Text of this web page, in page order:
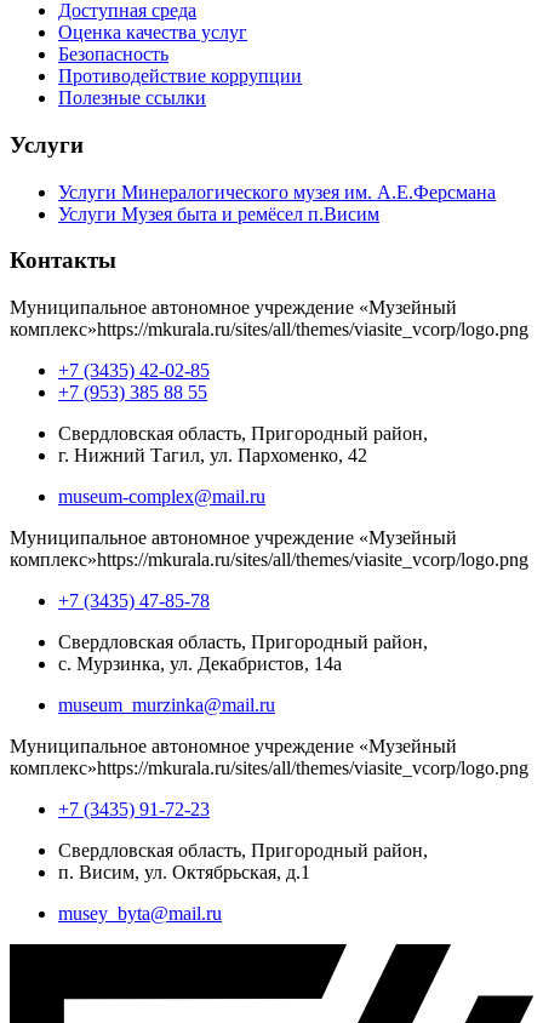
Доступная среда
Оценка качества услуг
Безопасность
Противодействие коррупции
Полезные ссылки
Услуги
Услуги Минералогического музея им. А.Е.Ферсмана
Услуги Музея быта и ремёсел п.Висим
Контакты
Муниципальное автономное учреждение «Музейный
комплекс»https://mkurala.ru/sites/all/themes/viasite_vcorp/logo.png
+7 (3435) 42-02-85
+7 (953) 385 88 55
Свердловская область, Пригородный район,
г. Нижний Тагил, ул. Пархоменко, 42
museum-complex@mail.ru
Муниципальное автономное учреждение «Музейный
комплекс»https://mkurala.ru/sites/all/themes/viasite_vcorp/logo.png
+7 (3435) 47-85-78
Свердловская область, Пригородный район,
с. Мурзинка, ул. Декабристов, 14а
museum_murzinka@mail.ru
Муниципальное автономное учреждение «Музейный
комплекс»https://mkurala.ru/sites/all/themes/viasite_vcorp/logo.png
+7 (3435) 91-72-23
Свердловская область, Пригородный район,
п. Висим, ул. Октябрьская, д.1
musey_byta@mail.ru